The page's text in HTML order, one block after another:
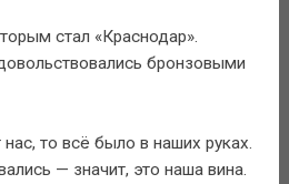
стал «Краснодар».
бронзовыми
нас, то всё было в наших руках.
— значит, это наша вина.